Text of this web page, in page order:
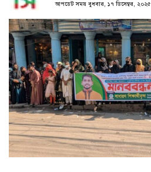
আপডেট সময় বুধবার, ১৭ ডিসেম্বর, ২০২৫